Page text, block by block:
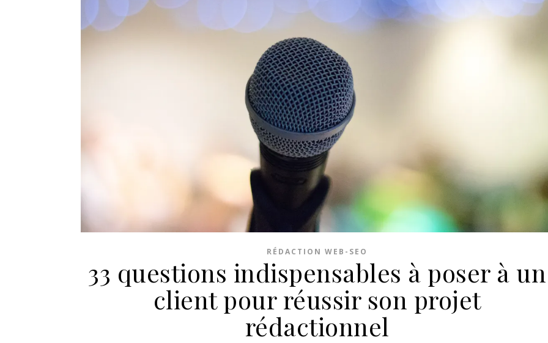
RÉDACTION WEB-SEO
33 questions indispensables à poser à un
client pour réussir son projet
rédactionnel